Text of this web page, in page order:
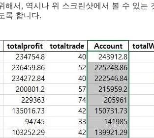
해서, 역시나 위 스크린샷에서 볼 수 있는
록 합니다.